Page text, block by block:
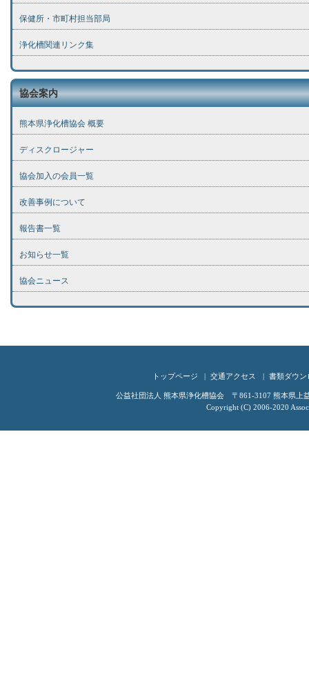
保健所・市町村担当部局
浄化槽関連リンク集
協会案内
熊本県浄化槽協会 概要
ディスクロージャー
協会加入の会員一覧
改善事例について
報告書一覧
お知らせ一覧
協会ニュース
トップページ 交通アクセス 書類ダウン
公益社団法人 熊本県浄化槽協会 〒861-3107 熊本県
Copyright (C) 2006-2020